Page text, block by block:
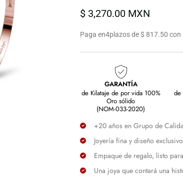
$ 3,270.00 MXN
Paga en4plazos de $ 817.50 con
GARANTÍA
de Kilataje de por vida 100%
Oro sólido
(NOM-033-2020)
de
+20 años en Grupo de
Joyería fina y diseño
Empaque de regalo, listo
Una joya que contará una